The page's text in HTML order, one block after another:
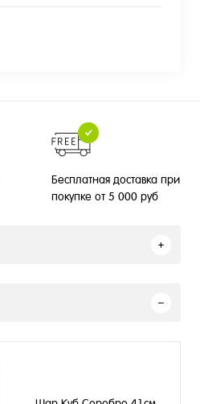
Бесплатная доставка при
покупке от 5 000 руб